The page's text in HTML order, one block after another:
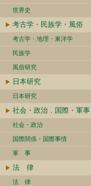
世界史
考古学・民族学・風俗
考古学・地理・東洋学
民族学
風俗研究
日本研究
日本研究
社会・政治．国際・軍事
社会・政治
国際関係・国際事情
軍 事
法 律
法 律